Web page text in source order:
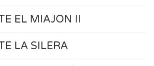
EL MIAJON II
LA SILERA